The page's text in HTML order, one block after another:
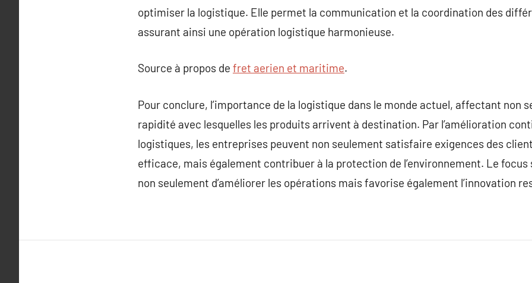
optimiser la logistique. Elle permet la communication et la coordination des
assurant ainsi une opération logistique harmonieuse.
Source à propos de fret aerien et maritime.
Pour conclure, l’importance de la logistique dans le monde actuel, affectant non
rapidité avec lesquelles les produits arrivent à destination. Par l’amélioration
logistiques, les entreprises peuvent non seulement satisfaire exigences des
efficace, mais également contribuer à la protection de l’environnement. Le
non seulement d’améliorer les opérations mais favorise également l’innovation